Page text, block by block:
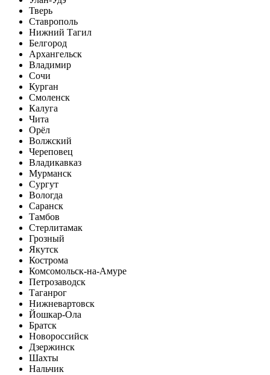
Тверь
Ставрополь
Нижний Тагил
Белгород
Архангельск
Владимир
Сочи
Курган
Смоленск
Калуга
Чита
Орёл
Волжский
Череповец
Владикавказ
Мурманск
Сургут
Вологда
Саранск
Тамбов
Стерлитамак
Грозный
Якутск
Кострома
Комсомольск-на-Амуре
Петрозаводск
Таганрог
Нижневартовск
Йошкар-Ола
Братск
Новороссийск
Дзержинск
Шахты
Нальчик